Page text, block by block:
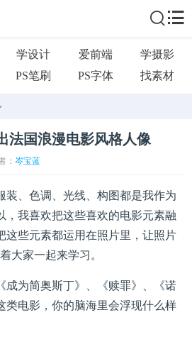
学设计 爱前端
学摄影
PS笔刷 PS字体 找素材
法国浪漫电影风格人像
： 岑宝蓝
、色调、光线、构图都是我作为
，我喜欢把这些喜欢的电影元素融
这些元素都运用在照片里，让照片
大家一起来学习。
为简奥斯丁》、《赎罪》、《诺
电影，你的脑海里会浮现什么样